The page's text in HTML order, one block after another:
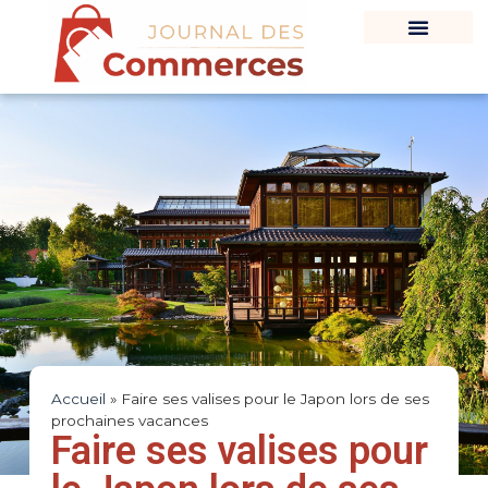
Accueil » Faire ses valises pour le Japon lors de ses
prochaines vacances
Faire ses valises pour